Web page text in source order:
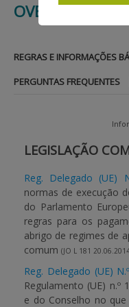
INFORMAÇÕES
Entrar / Registar
OVELHA E
REGRAS E INFORMAÇÕES
PERGUNTAS FREQUENTES
LEGISLAÇÃO
Reg. Delegado (UE)
normas de execução
do Parlamento
regras para os
abrigo de regimes de
comum (JO L 181
Reg. Delegado (UE)
Regulamento (UE)
e do Conselho no